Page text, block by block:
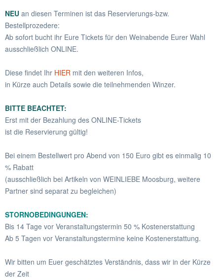
NEU an diesen Terminen ist das Reservierungs-bzw.
Bestellprozedere:
Ab sofort bucht ihr Eure Tickets für den Weinabende Eurer Wahl
ausschließlich ONLINE.
Diese findet Ihr HIER mit den weiteren Infos,
in Kürze auch Details sowie die teilnehmenden Winzer.
BITTE BEACHTET:
Erst mit der Bezahlung des ONLINE-Tickets
ist die Reservierung gültig!
Bei einem Bestellwert pro Abend von 150 Euro gibt es einmalig 10
% Rabatt
(ausschließlich bei Artikeln von WEINLIEBE Moosburg, weitere
Partner sind separat zu begleichen)
STORNOBEDINGUNGEN:
Bis 14 Tage vor Veranstaltungstermin 50 % Kostenerstattung
Ab 5 Tagen vor Veranstaltungstermine keine Kostenerstattung.
Wir bitten um Euer geschätztes Verständnis, dass wir in der Kürze
der Zeit